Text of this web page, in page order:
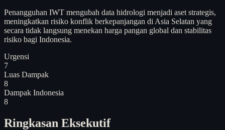
Penangguhan IWT mengubah data hidrologi menjadi aset strategis,
meningkatkan risiko konflik berkepanjangan di Asia Selatan yang
secara tidak langsung menekan harga pangan global dan stabilitas
risiko bagi Indonesia.
Urgensi
7
Luas Dampak
8
Dampak Indonesia
8
Ringkasan Eksekutif